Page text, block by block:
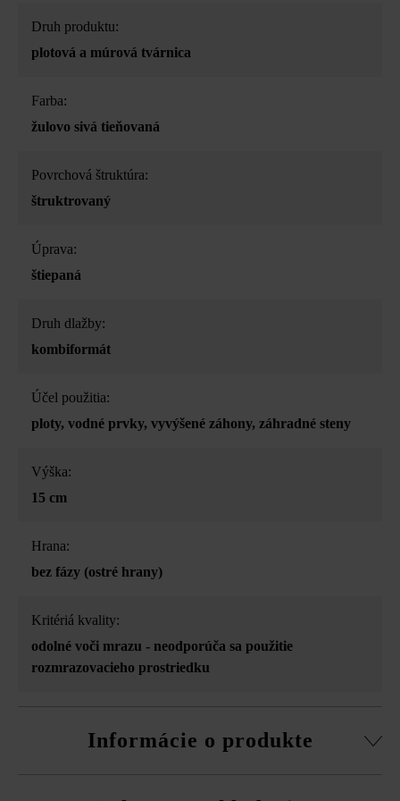
Druh produktu:
plotová a múrová tvárnica
Farba:
žulovo sivá tieňovaná
Povrchová štruktúra:
štruktrovaný
Úprava:
štiepaná
Druh dlažby:
kombiformát
Účel použitia:
ploty, vodné prvky, vyvýšené záhony, záhradné steny
Výška:
15 cm
Hrana:
bez fázy (ostré hrany)
Kritériá kvality:
odolné voči mrazu - neodporúča sa použitie
rozmrazovacieho prostriedku
Informácie o produkte